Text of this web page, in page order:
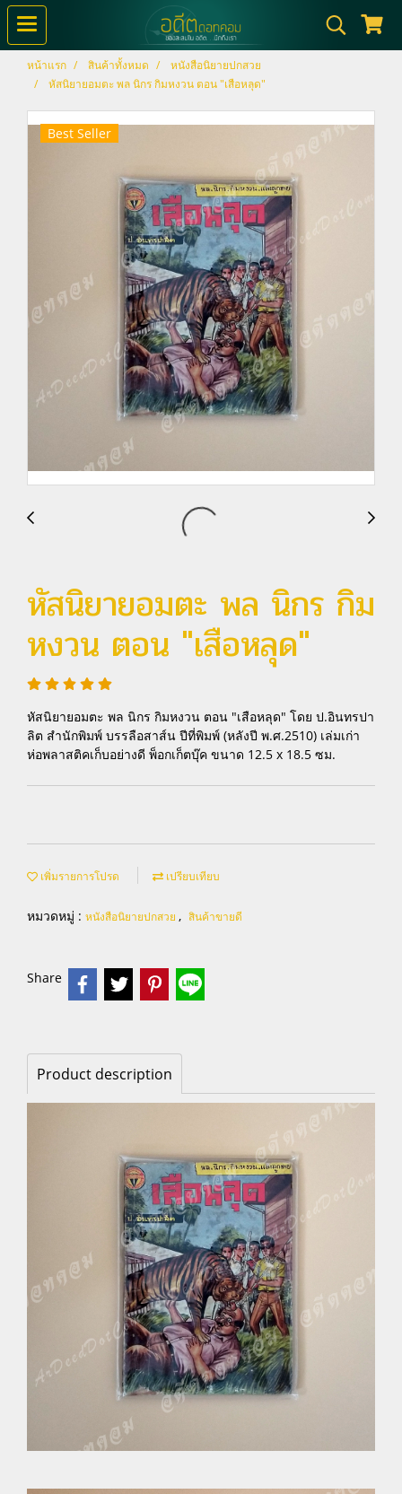
หน้าแรก สินค้าทั้งหมด
หนังสือนิยายปกสวย
หัสนิยายอมตะ พล นิกร กิมหงวน ตอน "เสือหลุด"
Best Seller
หัสนิยายอมตะ พล นิกร กิม
หงวน ตอน "เสือหลุด"
หัสนิยายอมตะ พล นิกร กิมหงวน ตอน "เสือหลุด" โดย ป.อินทรปา
ลิต สำนักพิมพ์ บรรลือสาส์น ปีที่พิมพ์ (หลังปี พ.ศ.2510) เล่มเก่า
ห่อพลาสติคเก็บอย่างดี พ็อกเก็ตบุ๊ค ขนาด 12.5 x 18.5 ซม.
เพิ่มรายการโปรด เปรียบเทียบ
หมวดหมู่ : หนังสือนิยายปกสวย , สินค้าขายดี
Share
Product description